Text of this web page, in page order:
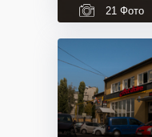
21 Фото